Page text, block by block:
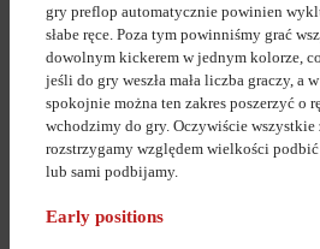
gry preflop automatycznie powinien
słabe ręce. Poza tym powinniśmy grać
dowolnym kickerem w jednym kolorze,
jeśli do gry weszła mała liczba graczy, a
spokojnie można ten zakres poszerzyć o
wchodzimy do gry. Oczywiście wszystkie
rozstrzygamy względem wielkości podbić
lub sami podbijamy.
Early positions